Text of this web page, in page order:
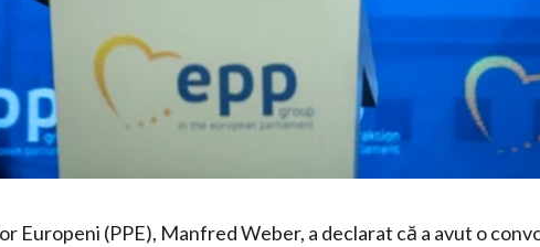
Europeni (PPE), Manfred Weber, a declarat că a avut o